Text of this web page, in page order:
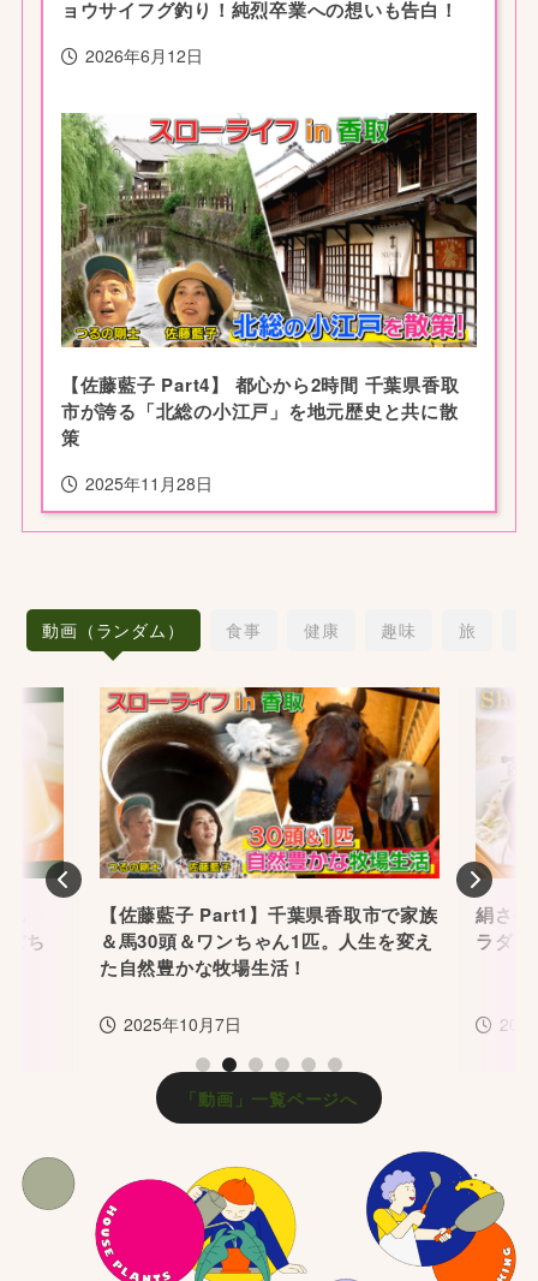
ョウサイフグ釣り！純烈卒業への想いも告白！
2026年6月12日
【佐藤藍子 Part4】 都心から2時間 千葉県香取
市が誇る「北総の小江戸」を地元歴史と共に散
策
2025年11月28日
動画（ランダム） 食事 健康 趣味 旅
Previous
ぼち
【佐藤藍子 Part1】千葉県香取市で家族
＆馬30頭＆ワンちゃん1匹。人生を変え
た自然豊かな牧場生活！
2025年10月7日
絹さや
ラダ
1 2 3 4 5 6
「動画」一覧ページへ